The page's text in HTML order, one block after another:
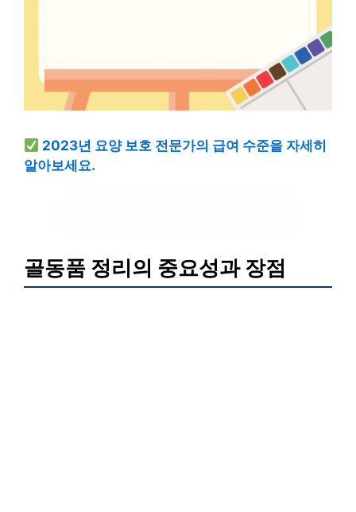
2023년 요양 보호 전문가의 급여 수준을 자세히
알아보세요.
골동품 정리의 중요성과 장점